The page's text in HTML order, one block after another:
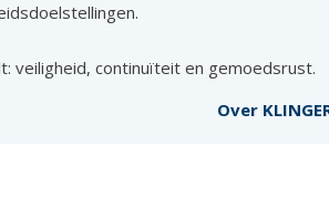
veiligheid, continuïteit en gemoedsrust.
Over